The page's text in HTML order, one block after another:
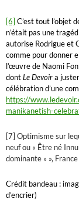
[6] C’est tout l’objet
n’était pas une
autorise Rodrigue et
comme pour donner
l’œuvre de Naomi
dontLe Devoira
célébration d’une
https://
manikanetish-
[7] Optimisme sur
neuf ou « Être né
dominante » »,
Crédit bandeau :
d’encrier)